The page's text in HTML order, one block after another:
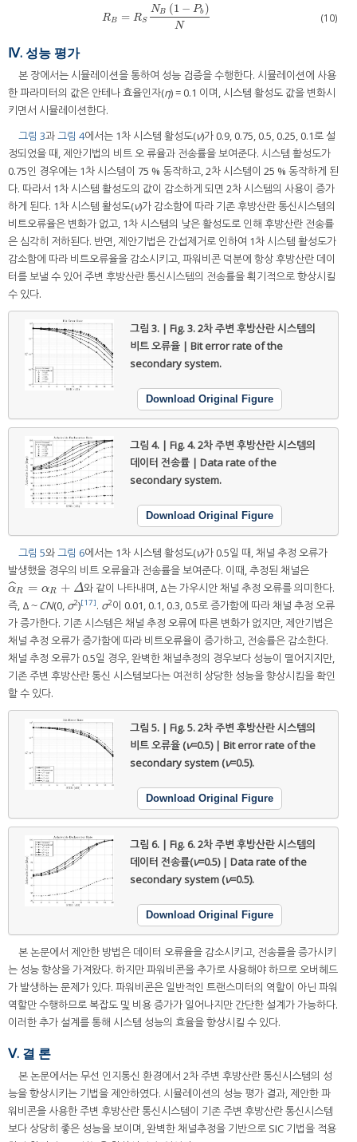
RB = RS
NB (1 − Pb )
N
RB=RSNB(1−Pb)N (10)
Ⅳ. 성능 평가
본 장에서는 시뮬레이션을 통하여 성능 검증을 수행한다. 시뮬레이션에 사용
한 파라미터의 값은 안테나 효율인자(η) = 0.1 이며, 시스템 활성도 값을 변화시
키면서 시뮬레이션한다.
그림 3과그림 4에서는 1차 시스템 활성도(ν)가 0.9, 0.75, 0.5, 0.25, 0.1로 설
정되었을 때, 제안기법의 비트 오 류율과 전송률을 보여준다. 시스템 활성도가
0.75인 경우에는 1차 시스템이 75 % 동작하고, 2차 시스템이 25 % 동작하게 된
다. 따라서 1차 시스템 활성도의 값이 감소하게 되면 2차 시스템의 사용이 증가
하게 된다. 1차 시스템 활성도(ν)가 감소함에 따라 기존 후방산란 통신시스템의
비트오류율은 변화가 없고, 1차 시스템의 낮은 활성도로 인해 후방산란 전송률
은 심각히 저하된다. 반면, 제안기법은 간섭제거로 인하여 1차 시스템 활성도가
감소함에 따라 비트오류율을 감소시키고, 파워비콘 덕분에 항상 후방산란 데이
터를 보낼 수 있어 주변 후방산란 통신시스템의 전송률을 획기적으로 향상시킬
수 있다.
그림 3. | Fig. 3.2차 주변 후방산란 시스템의
비트 오류율 | Bit error rate of the
secondary system.
Download Original Figure
그림 4. | Fig. 4.2차 주변 후방산란 시스템의
데이터 전송률 | Data rate of the
secondary system.
Download Original Figure
그림 5와그림 6에서는 1차 시스템 활성도(ν)가 0.5일 때, 채널 추정 오류가
발생했을 경우의 비트 오류율과 전송률을 보여준다. 이때, 추정된 채널은
α
ˆR = αR + Δ
α^R =α R+Δ
와 같이 나타내며, Δ는 가우시안 채널 추정 오류를 의미한다.
즉, Δ～CN(0, σ2)[17]. σ2이 0.01, 0.1, 0.3, 0.5로 증가함에 따라 채널 추정 오류
가 증가한다. 기존 시스템은 채널 추정 오류에 따른 변화가 없지만, 제안기법은
채널 추정 오류가 증가함에 따라 비트오류율이 증가하고, 전송률은 감소한다.
채널 추정 오류가 0.5일 경우, 완벽한 채널추정의 경우보다 성능이 떨어지지만,
기존 주변 후방산란 통신 시스템보다는 여전히 상당한 성능을 향상시킴을 확인
할 수 있다.
그림 5. | Fig. 5.2차 주변 후방산란 시스템의
비트 오류율 (ν=0.5) | Bit error rate of the
secondary system (ν=0.5).
Download Original Figure
그림 6. | Fig. 6.2차 주변 후방산란 시스템의
데이터 전송률(ν=0.5) | Data rate of the
secondary system (ν=0.5).
Download Original Figure
본 논문에서 제안한 방법은 데이터 오류율을 감소시키고, 전송률을 증가시키
는 성능 향상을 가져왔다. 하지만 파워비콘을 추가로 사용해야 하므로 오버헤드
가 발생하는 문제가 있다. 파워비콘은 일반적인 트랜스미터의 역할이 아닌 파워
역할만 수행하므로 복잡도 및 비용 증가가 일어나지만 간단한 설계가 가능하다.
이러한 추가 설계를 통해 시스템 성능의 효율을 향상시킬 수 있다.
Ⅴ. 결 론
본 논문에서는 무선 인지통신 환경에서 2차 주변 후방산란 통신시스템의 성
능을 향상시키는 기법을 제안하였다. 시뮬레이션의 성능 평가 결과, 제안한 파
워비콘을 사용한 주변 후방산란 통신시스템이 기존 주변 후방산란 통신시스템
보다 상당히 좋은 성능을 보이며, 완벽한 채널추정을 기반으로 SIC 기법을 적용